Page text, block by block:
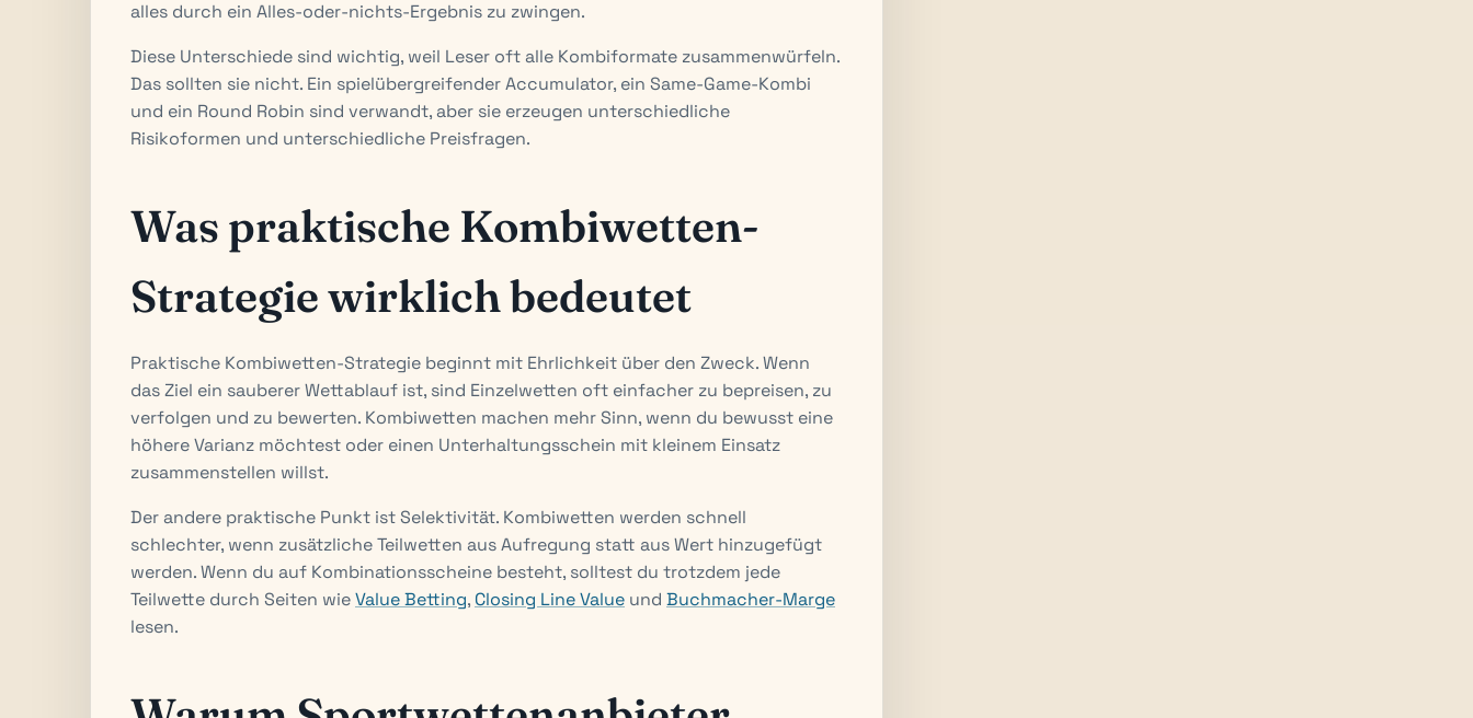
alles durch ein Alles-oder-nichts-Ergebnis zu zwingen.
Diese Unterschiede sind wichtig, weil Leser oft alle Kombiformate zusammenwürfeln.
Das sollten sie nicht. Ein spielübergreifender Accumulator, ein Same-Game-Kombi
und ein Round Robin sind verwandt, aber sie erzeugen unterschiedliche
Risikoformen und unterschiedliche Preisfragen.
Was praktische Kombiwetten-
Strategie wirklich bedeutet
Praktische Kombiwetten-Strategie beginnt mit Ehrlichkeit über den Zweck. Wenn
das Ziel ein sauberer Wettablauf ist, sind Einzelwetten oft einfacher zu bepreisen, zu
verfolgen und zu bewerten. Kombiwetten machen mehr Sinn, wenn du bewusst eine
höhere Varianz möchtest oder einen Unterhaltungsschein mit kleinem Einsatz
zusammenstellen willst.
Der andere praktische Punkt ist Selektivität. Kombiwetten werden schnell
schlechter, wenn zusätzliche Teilwetten aus Aufregung statt aus Wert hinzugefügt
werden. Wenn du auf Kombinationsscheine besteht, solltest du trotzdem jede
Teilwette durch Seiten wieValue Betting, Closing Line Value und Buchmacher-Marge
lesen.